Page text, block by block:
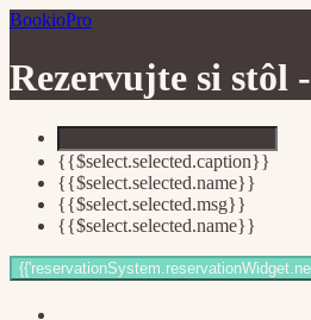
BookioPro
Rezervujte si stôl -
{{$select.selected.caption}}
{{$select.selected.name}}
{{$select.selected.msg}}
{{$select.selected.name}}